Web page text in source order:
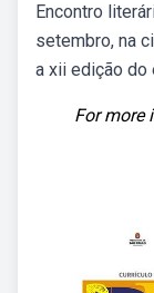
Encontro
setembro, na
a xii edição do
For more